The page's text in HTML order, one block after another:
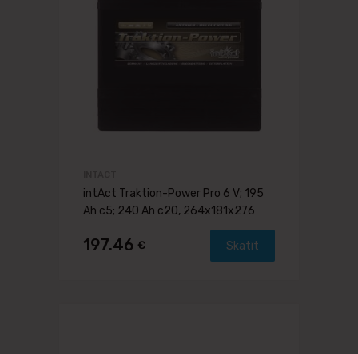
intAct Traktion-Power Pro 6 V; 195
Ah c5; 240 Ah c20, 264x181x276
197.46 € Skatīt